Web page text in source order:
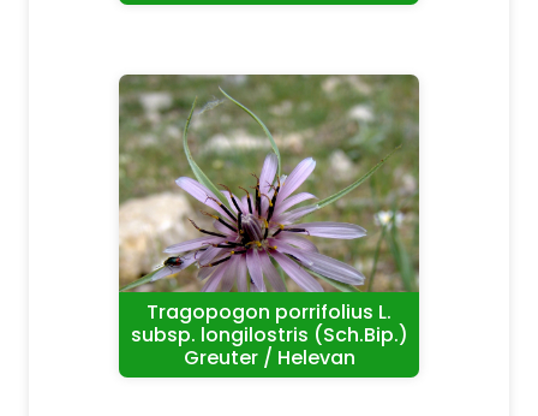
Tragopogon porrifolius L.
subsp. longilostris (Sch.Bip.)
Greuter / Helevan